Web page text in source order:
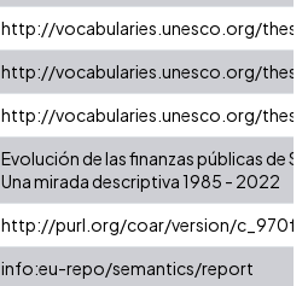
http://vocabularies.unesco.org/
http://vocabularies.unesco.org/
http://vocabularies.unesco.org/
Evolución de las finanzas públicas de
Una mirada descriptiva 1985 - 2022
http://purl.org/coar/version/
info:eu-repo/semantics/report